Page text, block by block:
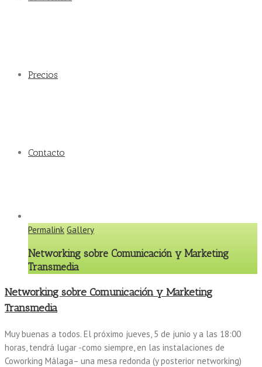
Precios
Contacto
Permalink Gallery
Networking sobre Comunicación y Marketing
Transmedia
Networking sobre Comunicación y Marketing
Transmedia
Muy buenas a todos. El próximo jueves, 5 de junio y a las 18:00
horas, tendrá lugar -como siempre, en las instalaciones de
Coworking Málaga– una mesa redonda (y posterior networking)